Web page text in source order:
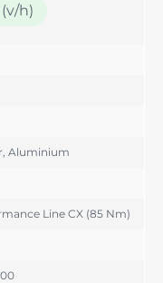
h)
Aluminium
Line CX (85 Nm)